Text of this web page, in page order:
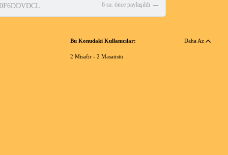
6 sa. önce paylaşıldı
Bu Konudaki Kullanıcılar: Daha Az
2 Misafir - 2 Masaüstü